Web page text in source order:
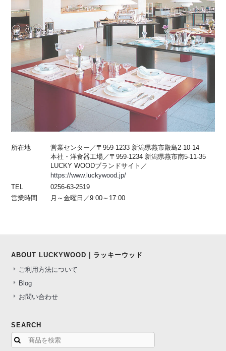
所在地
営業センター／〒959-1233 新潟県燕市殿島2-10-14
本社・洋食器工場／〒959-1234 新潟県燕市南5-11-35
LUCKY WOODブランドサイト／
https://www.luckywood.jp/
TEL
0256-63-2519
営業時間
月～金曜日／9:00～17:00
ABOUT LUCKYWOOD｜ラッキーウッド
ご利用方法について
Blog
お問い合わせ
SEARCH